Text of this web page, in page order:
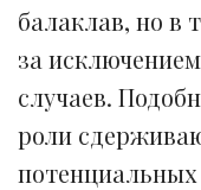
балаклав, но в
за
случаев.
роли